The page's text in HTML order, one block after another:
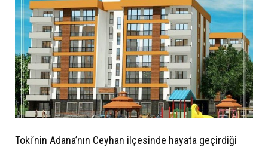
Toki’nin Adana’nın Ceyhan ilçesinde hayata geçirdiği